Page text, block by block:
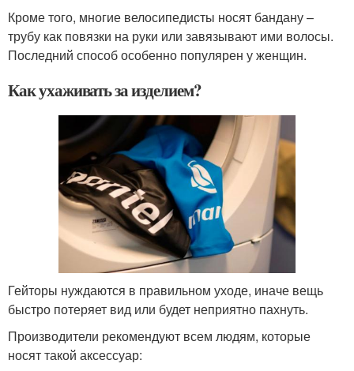
Кроме того, многие велосипедисты носят бандану –
трубу как повязки на руки или завязывают ими волосы.
Последний способ особенно популярен у женщин.
Как ухаживать за изделием?
Гейторы нуждаются в правильном уходе, иначе вещь
быстро потеряет вид или будет неприятно пахнуть.
Производители рекомендуют всем людям, которые
носят такой аксессуар: